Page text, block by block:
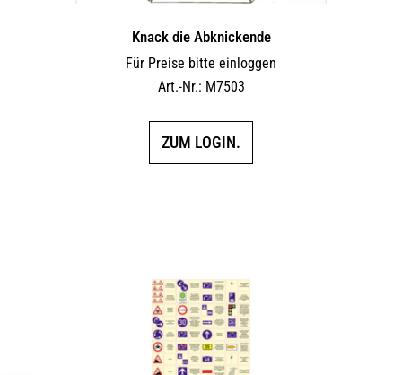
Knack die Abknickende
Für Preise bitte einloggen
Art.-Nr.: M7503
ZUM LOGIN.